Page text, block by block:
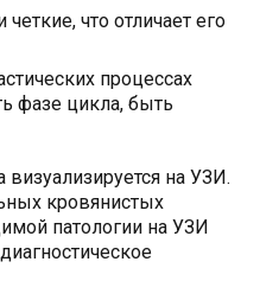
что отличает его
процессах
фазе цикла, быть
на УЗИ.
кровянистых
патологии на УЗИ